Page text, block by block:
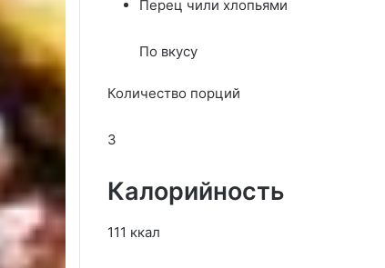
Перец чили хлопьями
По вкусу
Количество порций
3
Калорийность
111 ккал